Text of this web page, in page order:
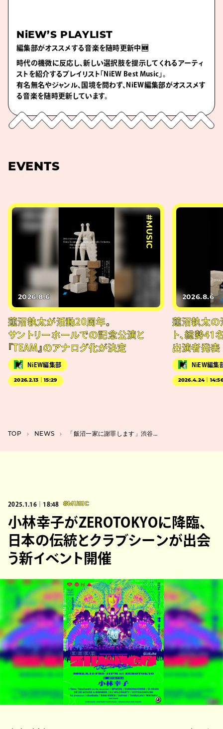
NiEW’S PLAYLIST
編集部がオススメする音楽を随時更新中🆕
時代の機微に反応し、新しい選択肢を提示してくれるアーティ
ストを紹介するプレイリスト「NiEW Best Music」。
有名無名やジャンル、国境を問わず、NiEW編集部がオススメす
る音楽を随時更新しています。
EVENTS
#MUSIC
2026.8.6
蓮沼執太が活動20周年。
サントリーホールでの記念公演と
『TEAM』のアナログ化が決定
NiEW編集部
2026.2.13｜15:29
2026.8.6
蓮沼執太の
ト、総勢41
出演者発表
NiEW編集
2026.4.24｜
TOP NEWS 「飯沼一家に謝罪します」渋谷WHITE CINE QUINTで劇場公開、テレ東で放送の反響受け
2025.1.16｜18:48 #MUSIC
小林幸子がZEROTOKYOに降臨、
日本の伝統とクラブシーンが出会
う新イベント開催